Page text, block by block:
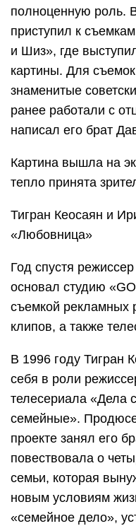
полноценную роль.
приступил к
и Шиз», где
картины. Для
знаменитые
ранее работали с
написал его брат
Картина вышла на
тепло принята
Тигран Кеосаян и
«Любовница»
Год спустя
основал студию
съемкой рекламных
клипов, а также
В 1996 году Тигран
себя в роли
телесериала
семейные».
проекте занял его
повествовала о
семьи, которая
новым условиям
«семейное дело»,